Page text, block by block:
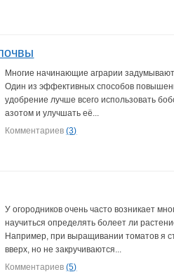
Многие начинающие аграрии
Один из эффективных способов
удобрение лучше всего использовать
азотом и улучшать её...
Комментариев(3)
У огородников очень часто возникает
научиться определять болеет ли
Например, при выращивании томатов я
вверх, но не закручиваются...
Комментариев(5)